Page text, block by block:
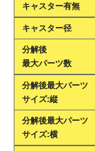
キャスター有無
キャスター径
分解後
最大パーツ数
分解後最大パーツ
サイズ:縦
分解後最大パーツ
サイズ:横